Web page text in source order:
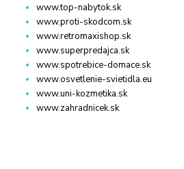
www.top-nabytok.sk
www.proti-skodcom.sk
www.retromaxishop.sk
www.superpredajca.sk
www.spotrebice-domace.sk
www.osvetlenie-svietidla.eu
www.uni-kozmetika.sk
www.zahradnicek.sk